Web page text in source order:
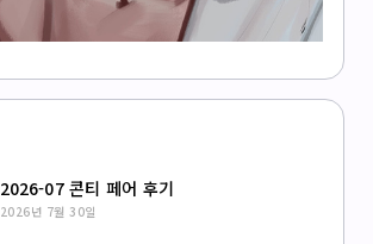
2026-07 콘티 페어 후기
2026년 7월 30일